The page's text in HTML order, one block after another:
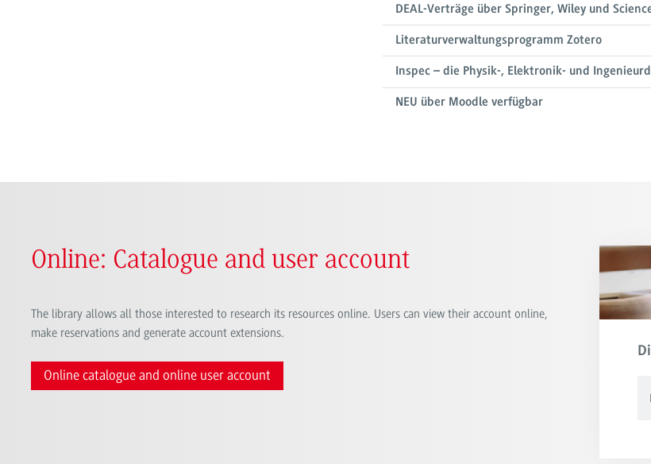
DEAL-Verträge über Springer, Wiley und
Literaturverwaltungsprogramm Zotero
Inspec – die Physik-, Elektronik- und
NEU über Moodle verfügbar
Online: Catalogue and user account
The library allows all those interested to research its resources online. Users can view their account online,
make reservations and generate account extensions.
Online catalogue and online user account